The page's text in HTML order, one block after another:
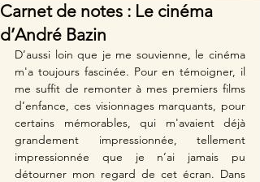
Carnet de notes : Le cinéma
d’André Bazin
D’aussi loin que je me souvienne, le cinéma
m'a toujours fascinée. Pour en témoigner, il
me suffit de remonter à mes premiers films
d’enfance, ces visionnages marquants, pour
certains mémorables, qui m'avaient déjà
grandement impressionnée, tellement
impressionnée que je n’ai jamais pu
détourner mon regard de cet écran. Dans